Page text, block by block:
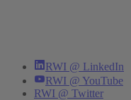
RWI @ LinkedIn
RWI @ YouTube
RWI @ Twitter